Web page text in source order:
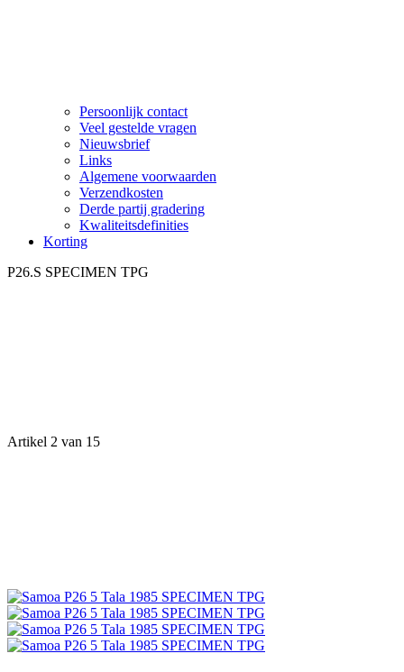
Persoonlijk contact
Veel gestelde vragen
Nieuwsbrief
Links
Algemene voorwaarden
Verzendkosten
Derde partij gradering
Kwaliteitsdefinities
Korting
P26.S SPECIMEN TPG
Artikel 2 van 15